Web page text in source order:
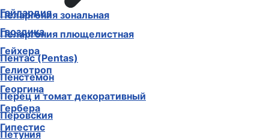
Гайлардия
Гвоздика
Гейхера
Гелиотроп
Георгина
Гербера
Гипестис
Пеларгония зональная
Пеларгония плющелистная
Пентас (Pentas)
Пенстемон
Перец и томат декоративный
Перовския
Петуния